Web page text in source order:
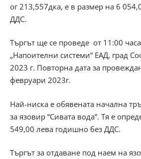
ог 213,557дка, е в размер на 6
ДДС.
Търгът ще се проведе от 11:00
„Напоителни системи“ ЕАД, град
2023 г. Повторна дата за
февруари 2023г.
Най-ниска е обявената начална
за язовир “Сивата вода”. Тя е
549,00 лева годишно без ДДС.
Търгът за отдаване под наем на